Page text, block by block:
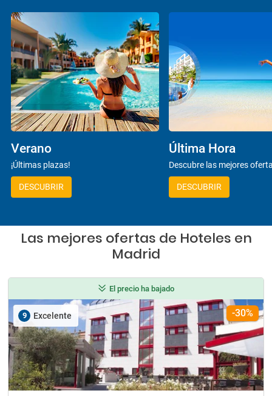
Verano
¡Últimas plazas!
DESCUBRIR
Última Hora
Descubre las mejores
DESCUBRIR
Las mejores ofertas de Hoteles en
Madrid
El precio ha bajado
9 Excelente -30%